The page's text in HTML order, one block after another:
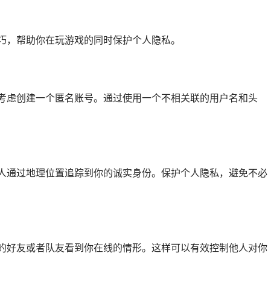
帮助你在玩游戏的同时保护个人隐私。
创建一个匿名账号。通过使用一个不相关联的用户名和头
过地理位置追踪到你的诚实身份。保护个人隐私，避免不必
友或者队友看到你在线的情形。这样可以有效控制他人对你